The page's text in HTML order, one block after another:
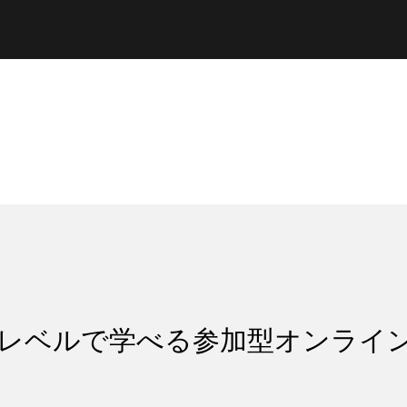
ベルで学べる参加型オンライ